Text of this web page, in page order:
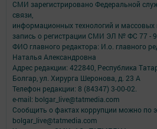
СМИ зарегистрировано Федеральной
связи,
информационных технологий и
запись о регистрации СМИ ЭЛ № ФС 77 -
ФИО главного редактора: И.о. главного
Наталья Александровна
Адрес редакции: 422840, Республика
Болгар, ул. Хирурга Шеронова, д. 23 А
Телефон редакции: 8 (84347) 3-00-02.
e-mail: bolgar_live@tatmedia.com
Сообщить о фактах коррупции можно по
bolgar_live@tatmedia.com